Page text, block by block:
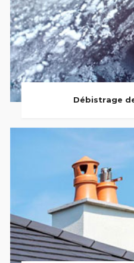
Débistrage